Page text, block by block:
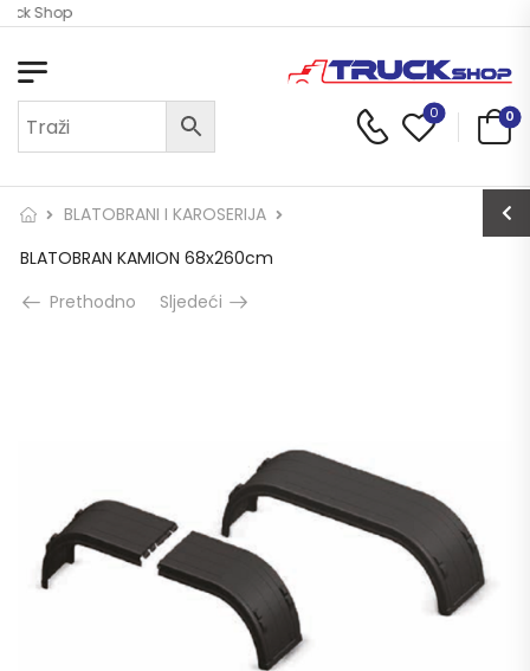
Shop
0 0
BLATOBRANI I KAROSERIJA
BLATOBRAN KAMION 68x260cm
Prethodno
Sljedeći